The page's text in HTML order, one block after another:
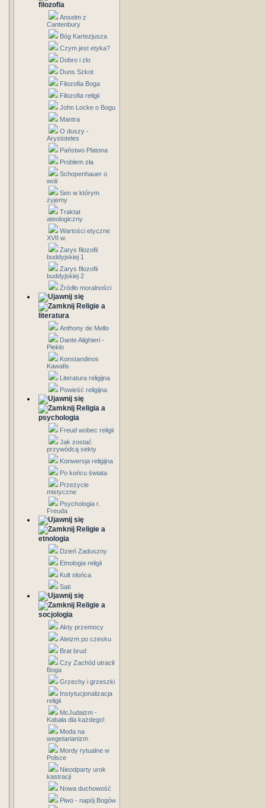
filozofia
Anselm z
Cantenbury
Bóg Kartezjusza
Czym jest etyka?
Dobro i zlo
Duns Szkot
Filozofia Boga
Filozofia religii
John Locke o Bogu
Mantra
O duszy -
Arystoteles
Państwo Platona
Problem zła
Schopenhauer o
woli
Sen w którym
żyjemy
Traktat
ateologiczny
Wartości etyczne
XVII w.
Zarys filozofii
buddyjskiej 1
Zarys filozofii
buddyjskiej 2
Źródło moralności
Religie a
literatura
Anthony de Mello
Dante Alighieri -
Piekło
Konstandinos
Kawafis
Literatura religijna
Powieść religijna
Religia a
psychologia
Freud wobec religii
Jak zostać
przywódcą sekty
Konwersja religijna
Po końcu świata
Przeżycie
mistyczne
Psychologia r.
Freuda
Religie a
etnologia
Dzień Zaduszny
Etnologia religii
Kult słońca
Sati
Religie a
socjologia
Akty przemocy
Ateizm po czesku
Brat brud
Czy Zachód utracił
Boga
Grzechy i grzeszki
Instytucjonalizacja
religii
McJudaizm -
Kabała dla każdego!
Moda na
wegetarianizm
Mordy rytualne w
Polsce
Nieodparty urok
kastracji
Nowa duchowość
Piwo - napój Bogów